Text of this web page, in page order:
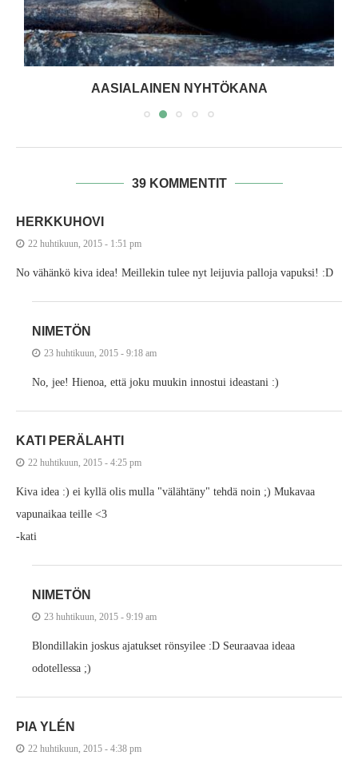
AASIALAINEN NYHTÖKANA
39 KOMMENTIT
HERKKUHOVI
22 huhtikuun, 2015 - 1:51 pm
No vähänkö kiva idea! Meillekin tulee nyt leijuvia palloja vapuksi! :D
NIMETÖN
23 huhtikuun, 2015 - 9:18 am
No, jee! Hienoa, että joku muukin innostui ideastani :)
KATI PERÄLAHTI
22 huhtikuun, 2015 - 4:25 pm
Kiva idea :) ei kyllä olis mulla "välähtäny" tehdä noin ;) Mukavaa
vapunaikaa teille <3
-kati
NIMETÖN
23 huhtikuun, 2015 - 9:19 am
Blondillakin joskus ajatukset rönsyilee :D Seuraavaa ideaa
odotellessa ;)
PIA YLÉN
22 huhtikuun, 2015 - 4:38 pm